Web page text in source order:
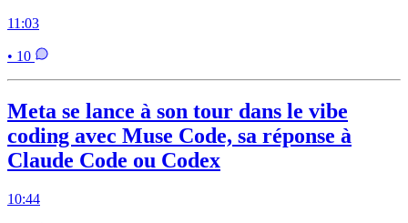
11:03
• 10
Meta se lance à son tour dans le vibe
coding avec Muse Code, sa réponse à
Claude Code ou Codex
10:44